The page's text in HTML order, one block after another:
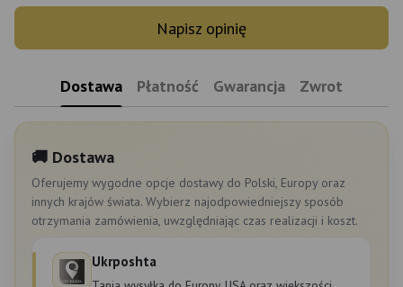
Napisz opinię
Dostawa Płatność Gwarancja Zwrot
🚚 Dostawa
Oferujemy wygodne opcje dostawy do Polski, Europy oraz
innych krajów świata. Wybierz najodpowiedniejszy sposób
otrzymania zamówienia, uwzględniając czas realizacji i koszt.
Ukrposhta